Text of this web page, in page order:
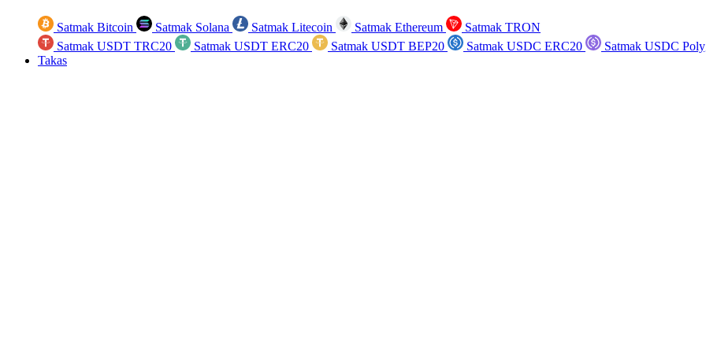
Satmak Bitcoin Satmak Solana Satmak Litecoin Satmak Ethereum
Satmak TRON
Satmak USDT TRC20
Satmak USDT ERC20 Satmak USDT BEP20 Satmak USDC ERC20
Satmak USDC
Takas